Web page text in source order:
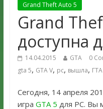
Grand Theft Auto 5
Grand
доступна
14.04.2015 GTA 0
gta 5, GTA V, pc, вышла,
Сегодня, 14 апреля
игра GTA 5 для PC. Вы